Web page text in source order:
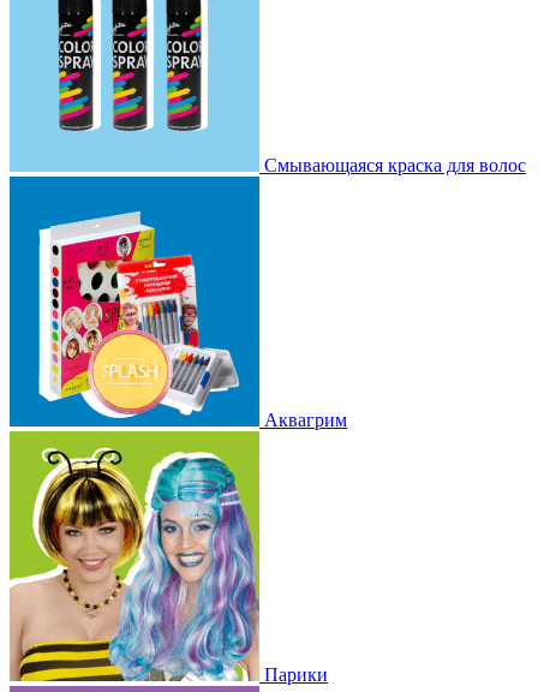
Смывающаяся краска для волос
Аквагрим
Парики